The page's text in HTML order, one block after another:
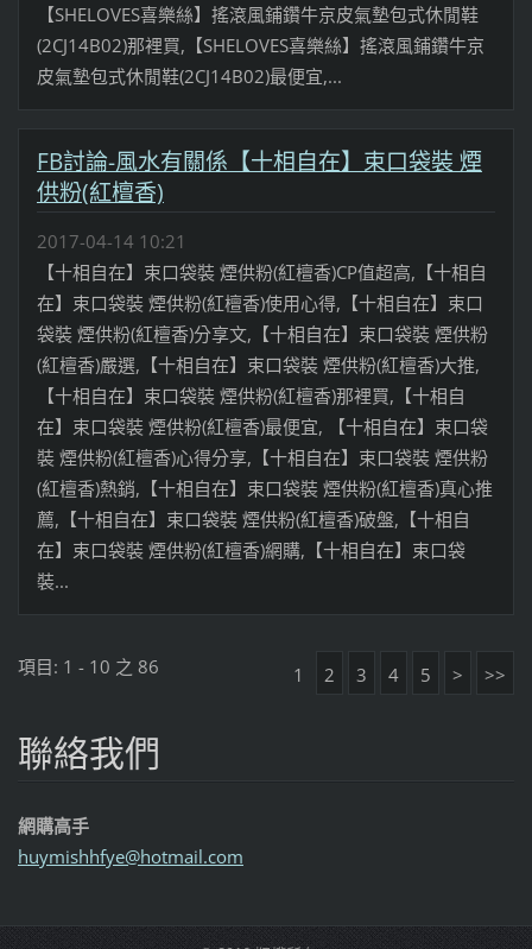
【SHELOVES喜樂絲】搖滾風鋪鑽牛京皮氣墊包式休閒鞋
(2CJ14B02)那裡買,【SHELOVES喜樂絲】搖滾風鋪鑽牛京
皮氣墊包式休閒鞋(2CJ14B02)最便宜,...
FB討論-風水有關係【十相自在】束口袋裝 煙
供粉(紅檀香)
2017-04-14 10:21
【十相自在】束口袋裝 煙供粉(紅檀香)CP值超高,【十相自
在】束口袋裝 煙供粉(紅檀香)使用心得,【十相自在】束口
袋裝 煙供粉(紅檀香)分享文,【十相自在】束口袋裝 煙供粉
(紅檀香)嚴選,【十相自在】束口袋裝 煙供粉(紅檀香)大推,
【十相自在】束口袋裝 煙供粉(紅檀香)那裡買,【十相自
在】束口袋裝 煙供粉(紅檀香)最便宜, 【十相自在】束口袋
裝 煙供粉(紅檀香)心得分享,【十相自在】束口袋裝 煙供粉
(紅檀香)熱銷,【十相自在】束口袋裝 煙供粉(紅檀香)真心推
薦,【十相自在】束口袋裝 煙供粉(紅檀香)破盤,【十相自
在】束口袋裝 煙供粉(紅檀香)網購,【十相自在】束口袋
裝...
項目: 1 - 10 之 86 1 2 3 4 5 > >>
聯絡我們
網購高手
huymishhfye@hotmail.com